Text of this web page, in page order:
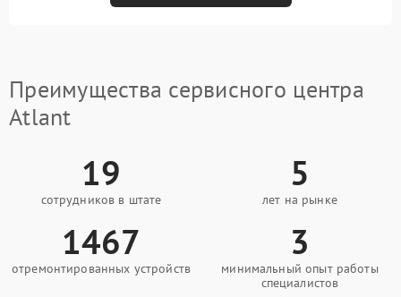
Преимущества сервисного центра
Atlant
19
сотрудников в штате
5
лет на рынке
1467
отремонтированных устройств
3
минимальный опыт работы
специалистов